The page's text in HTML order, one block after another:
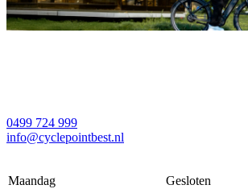
0499 724 999
info@cyclepointbest.nl
Maandag
Gesloten